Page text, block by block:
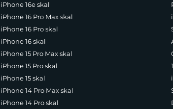
iPhone 16e skal
iPhone 16 Pro Max skal
iPhone 16 Pro skal
iPhone 16 skal
iPhone 15 Pro Max skal
iPhone 15 Pro skal
iPhone 15 skal
iPhone 14 Pro Max skal
iPhone 14 Pro skal